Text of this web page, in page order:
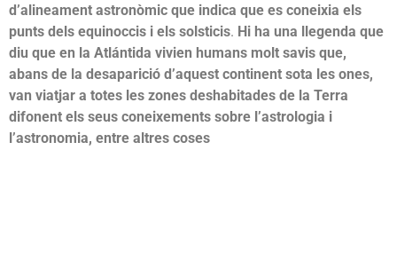
d’alineament astronòmic que indica que es coneixia els
punts dels equinoccis i els solsticis. Hi ha una llegenda que
diu que en la Atlántida vivien humans molt savis que,
abans de la desaparició d’aquest continent sota les ones,
van viatjar a totes les zones deshabitades de la Terra
difonent els seus coneixements sobre l’astrologia i
l’astronomia, entre altres coses